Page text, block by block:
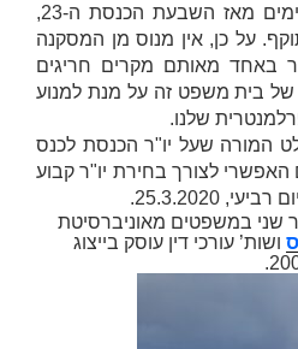
השלטוני וככל שנוקפים הימים מאז השבעת הכנסת ה-23,
על כן, אין מנוס מן המסקנה
באחד מאותם מקרים חריגים
בית משפט זה על מנת למנוע
שלנו.
המורה שעל יו"ר הכנסת לכנס
לצורך בחירת יו"ר קבוע
שני במשפטים מאוניברסיטת
ושות’ עורכי דין עוסק בייצוג